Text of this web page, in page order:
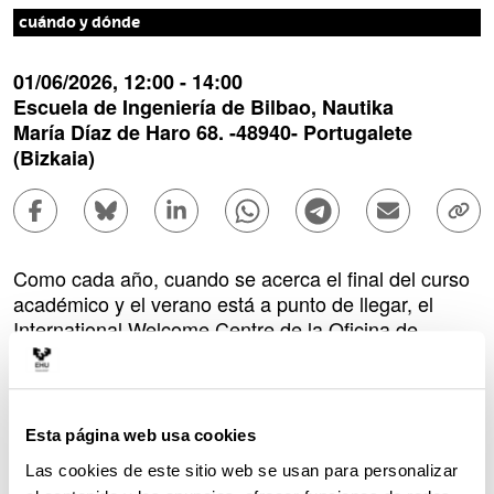
Esta página web usa cookies
Las cookies de este sitio web se usan para personalizar
cuándo y dónde
01/06/2026, 12:00- 14:00
l
u
g
a
r
Escuela de Ingeniería de Bilbao, Nautika
María Díaz de Haro 68. -48940- Portugalete
(Bizkaia)
Compartir en Facebook - (Abre una nueva ventana)
Compartir en Bluesky - (Abre una nueva
Compartir en Linkedin - (Abre una
Compartir en Whatsapp -
Compartir enEnviar por
Descripción
Como cada año, cuando se acerca el final del curso
académico y el verano está a punto de llegar, el
International Welcome Centre de la Oficina de
Relaciones Internacionales de la EHU
organiza un acto de despedida (Farewell Day) para
Tendrá lugar el 1 de junio, en la Escuela de
Portugalete.